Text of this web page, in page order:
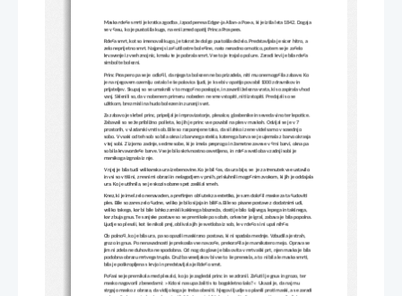
Maska rdeče smrti je kratka zgodba , izpod peresa Edgar-ja Allan-a Poe-a, ki je izšla leta 1842. Dogaja
se v času, ko je pustošila kuga, na eni izmed opatij Princa Prospera.
Rdeča smrt, kot so imenovali kugo, je takrat že dolgo pustošila deželo. Predstavljala je sicer hitro, a
zelo neprijetno smrt. Najprej si začutil ostre bolečine, nato nenadno omotico, potem se je začelo
krvavenje iz vseh znojnic, kmalu te je pobrala smrt. Vse to je trajalo pol ure. Zaradi krvi je bila rdeča
simbol te bolezni.
Princ Prospero pa se je odločil, da njega ta bolezen ne bo prizadela, niti mu onemogočila zabave. Ko
je na njegovem ozemlju ostalo le še polovica ljudi, je k sebi v opatijo povabil 1000 zdravnikov in
prijateljev. Skupaj so se umaknili v to mogočno poslopje, in zavarili železna vrata, ki so zapirala vhod
vanj. Sklenili so, da v nobenem primeru nobeden ne sme vstopiti, niti izstopiti. Predajali so se
užitkom, brez misli na hudo bolezen in zunanji svet.
Za zabavo je skrbel princ, pripeljal je improvizatorje, plesalce, glasbenike in seveda vino ter lepotice.
Zabavali so se že približno pol leta, ko jih je princ vse povabil na ples v maskah. Odvijal se je v 7
prostorih, v vladarski vrsti sob. Bile so razporejene tako, da si lahko iz ene videl samo v sosednjo
sobo. V vsaki od teh sob so bila okna iz barvnega stekla, katerega barva se je ujemala z barvo okrasja
v tej sobi. Z izjemo zadnje, sedme sobe, ki je imela preprogo in žametne zavese v črni barvi, okna pa
so bila krvavordeče barve. Vse je bilo skrivnostno osvetljeno, in rdeča svetloba v zadnji sobi je
marsikoga izgnala iz nje.
V njej je bila tudi velikanska ura iz ebenovine. Ko je bil čas, da ura bije, se  je za trenutek vse ustavilo
in vsi so v tišini, z resnimi obrazi in nelagodjem v prsih, prisluhnili mogočnim zvokom, ki jih je oddajala
ura. Ko je utihnila, se je skozi sobane spet zaslišal smeh.
Knez, ki je imel zelo nenavaden, a prefinjen občutek za estetiko, je sam določil maske za ta čudoviti
ples. Bile so zares zelo čudne, veliko je bilo sijaja in blišča. Bile so pisane postave z dodatnimi udi,
veliko takega, kar bi bile lahko zamisli kakšnega blazneža, dosti je bilo šaljivega, lepega in takšnega,
kar zbuja gnus. Te sanjske postave so se premikale po sobah, orkester je igral, zabava je bila popolna.
Ljudje so plesali, kot še nikoli prej, oblivala jih je svetloba iz sob, le v rdečo si ni upal nihče.
Ob polnoči, ko je bila ura, pa so opazili maskirano postavo, ki ni spadala mednje. Vzbudila je strah,
grozo in gnus. Po nenavadnosti je prekosila vse navzoče, prekoračila je marsikatero mejo. Oprava se
jim ni zdela ne duhovita ne spodobna. Od nog do glave je bila ovita v mrtvaški prt, njen maska je bila
podobna obrazu mrtvega trupla. Družba veseljakov bi vse to še prenesla, a to ni bila le maska smrti,
bila je poškropljena s krvjo in predstavljala je Rdečo smrt.
Počasi se je premikala med plesalci, ko jo je zagledal princ in se zdrznil. Začutil je gnus in grozo, ter
masko nagovoril z besedami: » Kdo si nas upa žaliti s to bogokletno šalo?«  Ukazal je, da naj mu
strgajo masko z obraza, da vidijo koga je treba obesiti. Njegovi ljudje so planili proti maski, a se zaradi